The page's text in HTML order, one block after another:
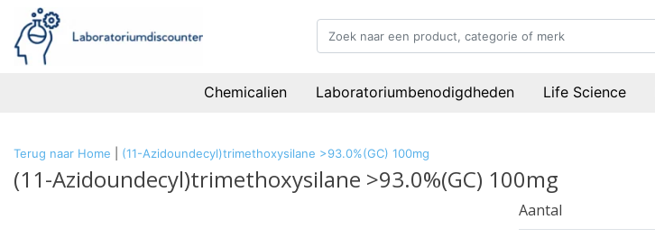
Chemicalien Laboratoriumbenodigdheden Life Science
Terug naar Home (11-Azidoundecyl)trimethoxysilane >93.0%(GC) 100mg
(11-Azidoundecyl)trimethoxysilane >93.0%(GC) 100mg
Aantal